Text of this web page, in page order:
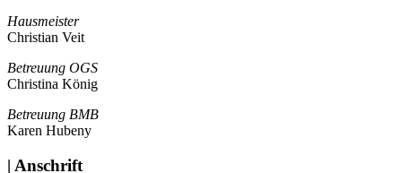
Hausmeister
Christian Veit
Betreuung OGS
Christina König
Betreuung BMB
Karen Hubeny
| Anschrift